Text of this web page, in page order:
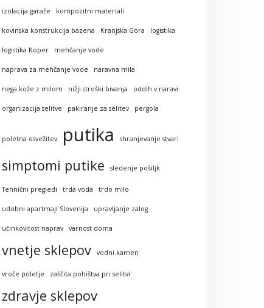
izolacija garaže kompozitni materiali
kovinska konstrukcija bazena Kranjska Gora logistika
logistika Koper mehčanje vode
naprava za mehčanje vode naravna mila
nega kože z milom nižji stroški bivanja oddih v naravi
organizacija selitve pakiranje za selitev pergola
poletna osvežitev putika shranjevanje stvari
simptomi putike sledenje pošiljk
Tehnični pregledi trda voda trdo milo
udobni apartmaji Slovenija upravljanje zalog
učinkovitost naprav varnost doma
vnetje sklepov vodni kamen
vroče poletje zaščita pohištva pri selitvi
zdravje sklepov